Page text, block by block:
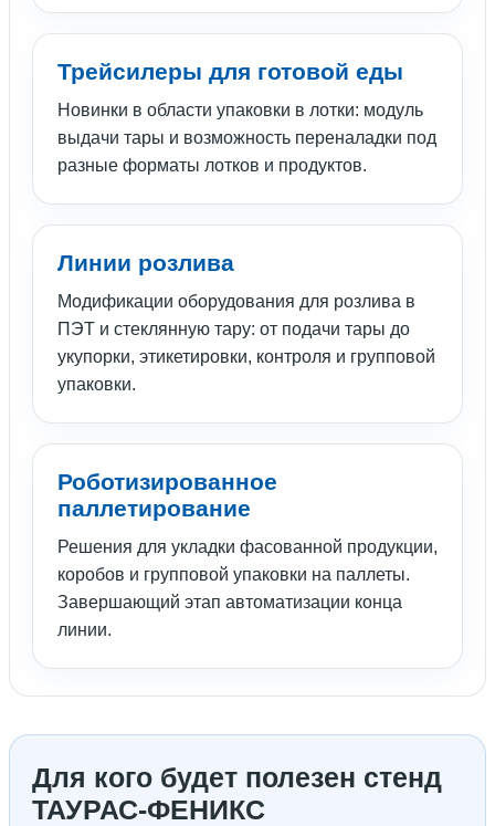
Трейсилеры для готовой еды
Новинки в области упаковки в лотки: модуль
выдачи тары и возможность переналадки под
разные форматы лотков и продуктов.
Линии розлива
Модификации оборудования для розлива в
ПЭТ и стеклянную тару: от подачи тары до
укупорки, этикетировки, контроля и групповой
упаковки.
Роботизированное
паллетирование
Решения для укладки фасованной продукции,
коробов и групповой упаковки на паллеты.
Завершающий этап автоматизации конца
линии.
Для кого будет полезен стенд
ТАУРАС-ФЕНИКС